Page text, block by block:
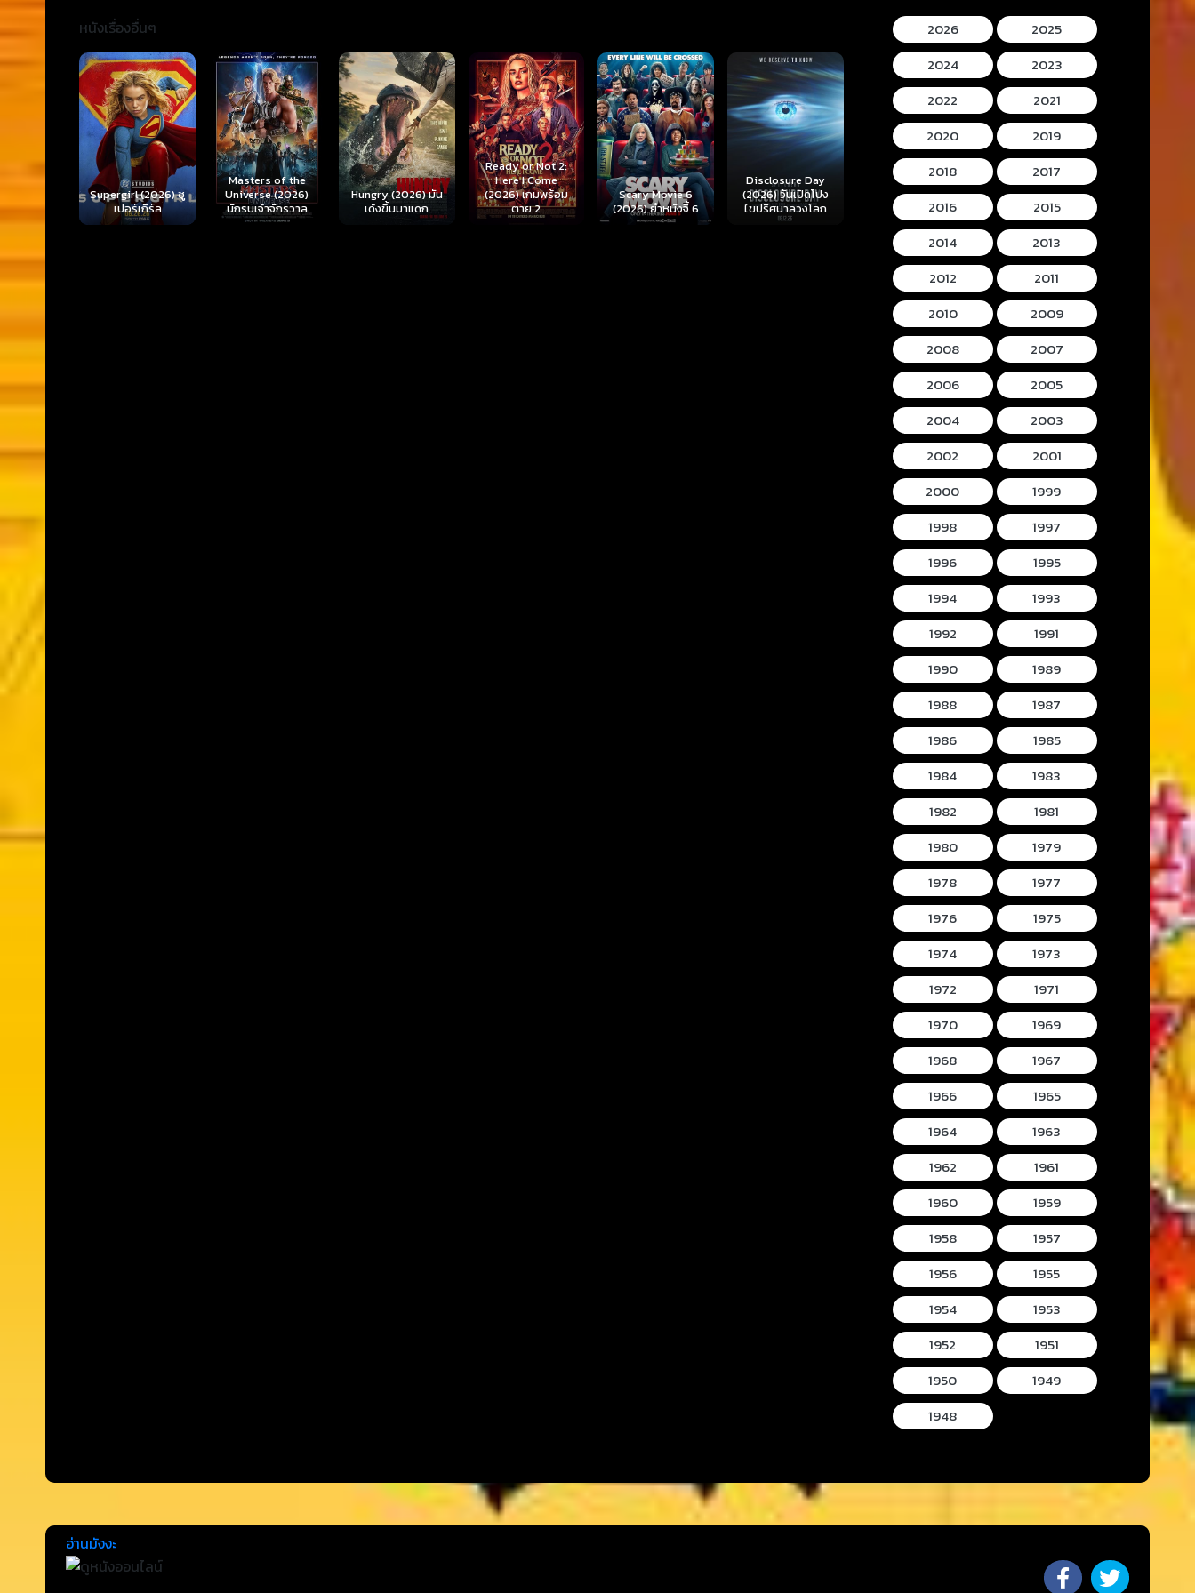
หนังเรื่องอื่นๆ
เกิร์ล
Masters of the
Universe (2026)
นักรบเจ้าจักรวาล
Hungry (2026) มัน
เด้งขึ้นมาแดก
Ready or Not 2:
Here I Come
(2026) เกมพร้อม
ตาย 2
Scary Movie 6
(2026) ยำหนังจี้ 6
Disclosure Day
(2026) วันเปิดโปง
ไขปริศนาลวงโลก
Backrooms (2026)
นรกห้องลับ
Hokum (2026) ห้อง
กุมวิญญาณ
Mortal Kombat II
(2026) มอร์ทัล คอม
แบท 2
2026
2025
2024
2023
2022
2021
2020
2019
2018
2017
2016
2015
2014
2013
2012
2011
2010
2009
2008
2007
2006
2005
2004
2003
2002
2001
2000
1999
1998
1997
1996
1995
1994
1993
1992
1991
1990
1989
1988
1987
1986
1985
1984
1983
1982
1981
1980
1979
1978
1977
1976
1975
1974
1973
1972
1971
1970
1969
1968
1967
1966
1965
1964
1963
1962
1961
1960
1959
1958
1957
1956
1955
1954
1953
1952
1951
1950
1949
1948
อ่านมังงะ